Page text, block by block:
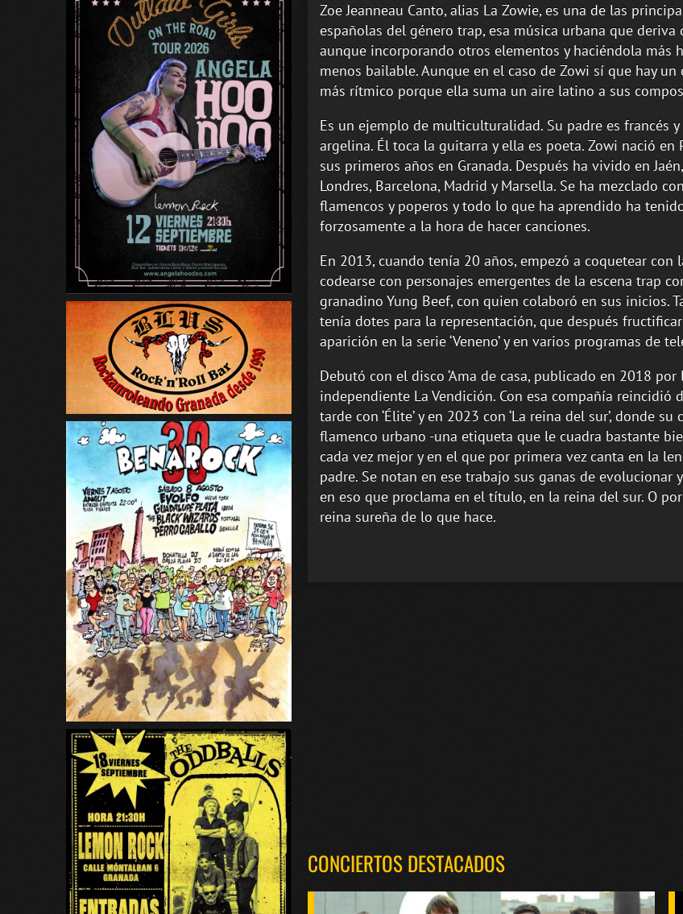
Zoe Jeanneau Canto, alias La Zowie, es una de las
españolas del género trap, esa música urbana que deriva
aunque incorporando otros elementos y haciéndola más
menos bailable. Aunque en el caso de Zowi sí que hay un
más rítmico porque ella suma un aire latino a sus
Es un ejemplo de multiculturalidad. Su padre es francés
argelina. Él toca la guitarra y ella es poeta. Zowi nació en
sus primeros años en Granada. Después ha vivido en
Londres, Barcelona, Madrid y Marsella. Se ha mezclado
flamencos y poperos y todo lo que ha aprendido ha
forzosamente a la hora de hacer canciones.
En 2013, cuando tenía 20 años, empezó a coquetear con
codearse con personajes emergentes de la escena trap
granadino Yung Beef, con quien colaboró en sus inicios.
tenía dotes para la representación, que después
aparición en la serie ‘Veneno’ y en varios programas de
Debutó con el disco ‘Ama de casa, publicado en 2018
independiente La Vendición. Con esa compañía reincidió
tarde con ‘Élite’ y en 2023 con ‘La reina del sur’, donde su
flamenco urbano -una etiqueta que le cuadra bastante
cada vez mejor y en el que por primera vez canta en la
padre. Se notan en ese trabajo sus ganas de evolucionar
en eso que proclama en el título, en la reina del sur. O
reina sureña de lo que hace.
CONCIERTOS DESTACADOS